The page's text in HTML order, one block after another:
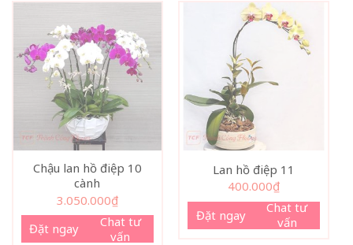
Chậu lan hồ điệp 10
cành
3.050.000₫
Đặt ngay
Chat tư
vấn
Lan hồ điệp 11
400.000₫
Đặt ngay
Chat tư
vấn